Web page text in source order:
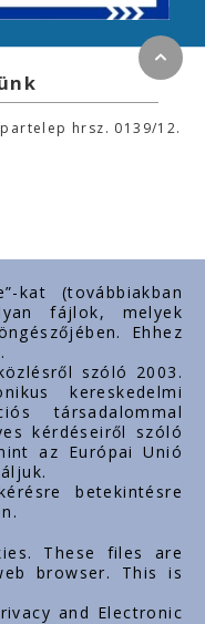
hrsz. 0139/12.
kat (továbbiakban
fájlok, melyek
Ehhez
szóló 2003.
kereskedelmi
társadalommal
kérdéseiről szóló
az Európai Unió
betekintésre
These files are
browser. This is
and Electronic